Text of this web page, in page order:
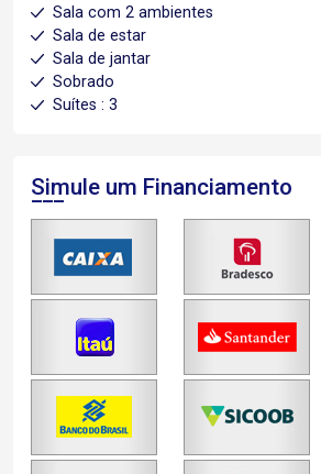
Sala com 2 ambientes
Sala de estar
Sala de jantar
Sobrado
Suítes : 3
Simule um Financiamento